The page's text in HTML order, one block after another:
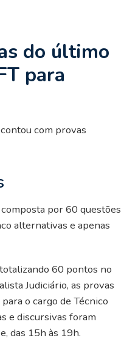
do último
para
com provas
por 60 questões
alternativas e apenas
60 pontos no
Judiciário, as provas
o cargo de Técnico
e discursivas foram
das 15h às 19h.